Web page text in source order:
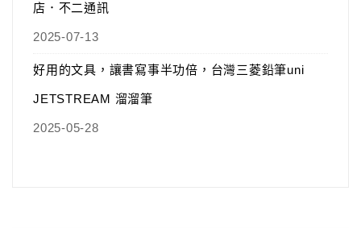
店．不二通訊
2025-07-13
好用的文具，讓書寫事半功倍，台灣三菱鉛筆uni
JETSTREAM 溜溜筆
2025-05-28